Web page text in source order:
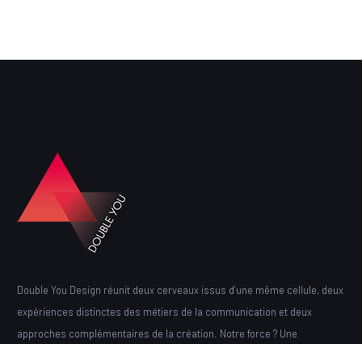
Double You Design réunit deux cerveaux issus d’une même cellule, deux
expériences distinctes des métiers de la communication et deux
approches complémentaires de la création. Notre force ? Une